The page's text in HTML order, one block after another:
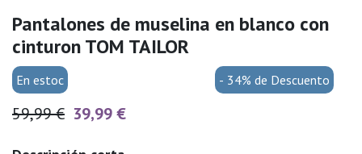
Pantalones de muselina en blanco con
cinturon TOM TAILOR
En estoc - 34% de Descuento
59,99 € 39,99 €